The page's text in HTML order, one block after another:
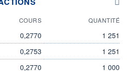
COURS QUANTITÉ
0,2770
1 251
0,2753
1 251
0,2770 1 000